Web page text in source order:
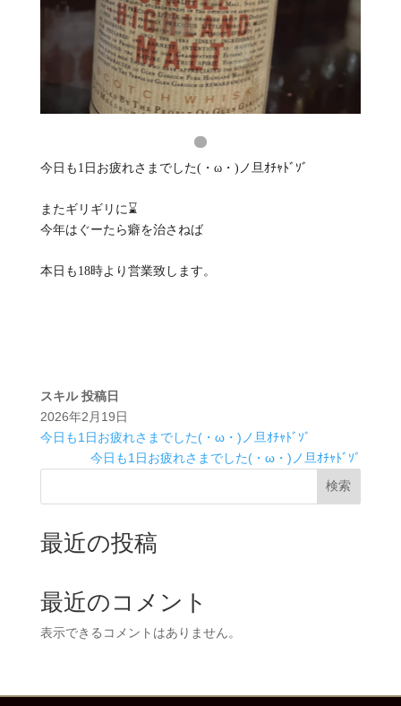
今日も1日お疲れさまでした(・ω・)ノ旦ｵﾁｬﾄﾞｿﾞ
またギリギリに⌛️
今年はぐーたら癖を治さねば
本日も18時より営業致します。
スキル 投稿日
2026年2月19日
今日も1日お疲れさまでした(・ω・)ノ旦ｵﾁｬﾄﾞｿﾞ
今日も1日お疲れさまでした(・ω・)ノ旦ｵﾁｬﾄﾞｿﾞ
検索
最近の投稿
最近のコメント
表示できるコメントはありません。